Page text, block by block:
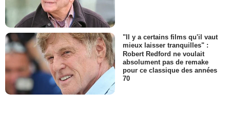
"Il y a certains films qu'il vaut
mieux laisser tranquilles" :
Robert Redford ne voulait
absolument pas de remake
pour ce classique des années
70